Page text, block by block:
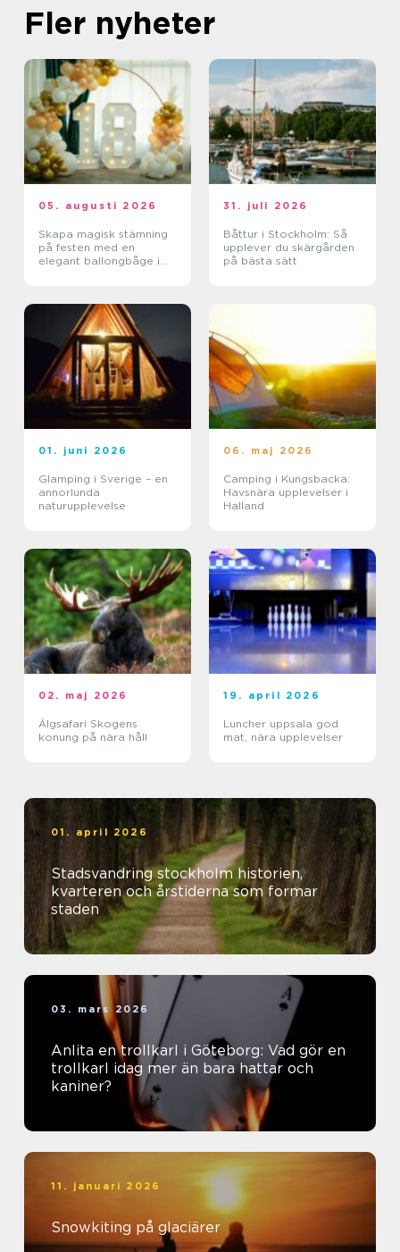
Fler nyheter
05. augusti 2026
Skapa magisk stämning
på festen med en
elegant ballongbåge i
31. juli 2026
Båttur i Stockholm: Så
upplever du skärgården
på bästa sätt
01. juni 2026
Glamping i Sverige – en
annorlunda
naturupplevelse
06. maj 2026
Camping i Kungsbacka:
Havsnära upplevelser i
Halland
02. maj 2026
Älgsafari Skogens
konung på nära håll
19. april 2026
Luncher uppsala god
mat, nära upplevelser
01. april 2026
Stadsvandring stockholm historien,
kvarteren och årstiderna som formar
staden
03. mars 2026
Anlita en trollkarl i Göteborg: Vad gör en
trollkarl idag mer än bara hattar och
kaniner?
11. januari 2026
Snowkiting på glaciärer